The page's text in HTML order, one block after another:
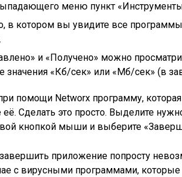
меню пункт
в котором вы увидите все
и «Получено» можно
значения «Кб/сек» или «Мб/сек» (в
помощи Networx программу,
её. Сделать это просто. Выделите
кнопкой мыши и выберите
приложение попросту
с вирусными программами,